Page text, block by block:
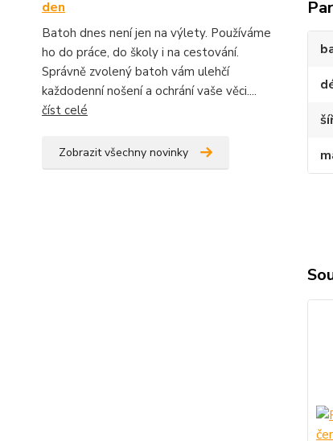
den
Batoh dnes není jen na výlety. Používáme
ho do práce, do školy i na cestování.
Správně zvolený batoh vám ulehčí
každodenní nošení a ochrání vaše věci....
číst celé
Zobrazit všechny novinky